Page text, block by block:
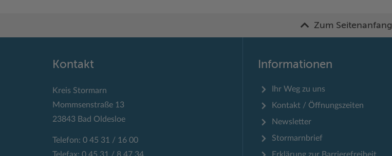
Zum Seitenanfang
Kontakt
Kreis Stormarn
Mommsenstraße 13
23843 Bad Oldesloe
Telefon: 0 45 31 / 16 00
Telefax: 0 45 31 / 8 47 34
Informationen
Ihr Weg zu uns
Kontakt / Öffnungszeiten
Newsletter
Stormarnbrief
Erklärung zur Barrierefreiheit